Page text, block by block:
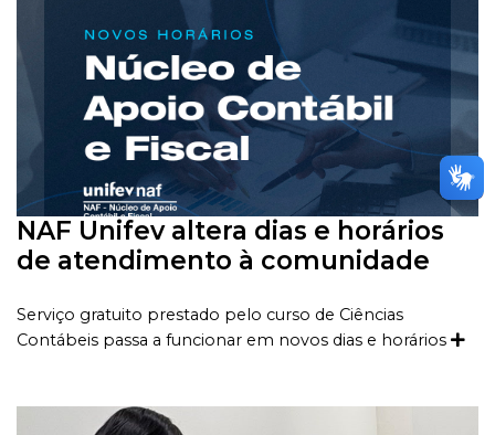
NAF Unifev altera dias e horários
de atendimento à comunidade
Serviço gratuito prestado pelo curso de Ciências
Contábeis passa a funcionar em novos dias e horários